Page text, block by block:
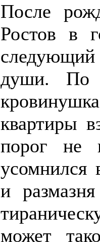
После
Ростов в
следующий
души. По
квартиры
порог не
усомнился
и
может